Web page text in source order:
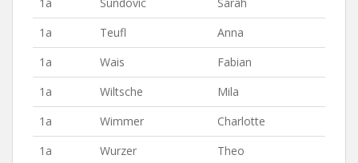
1a
Teufl
Anna
1a
Wais
Fabian
1a
Wiltsche
Mila
1a
Wimmer
Charlotte
1a
Wurzer Theo